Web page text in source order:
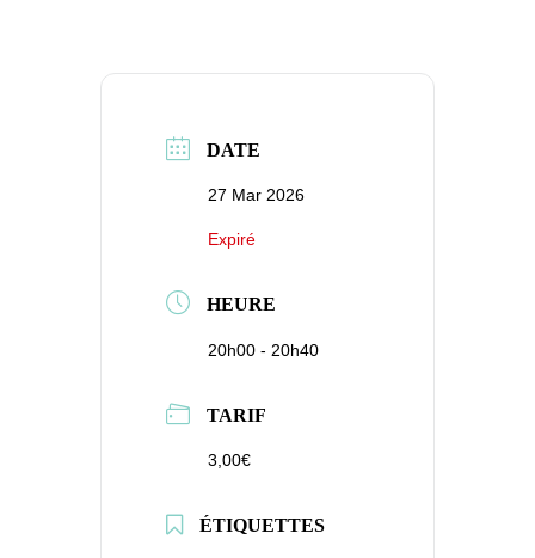
DATE
27 Mar 2026
Expiré
HEURE
20h00 - 20h40
TARIF
3,00€
ÉTIQUETTES